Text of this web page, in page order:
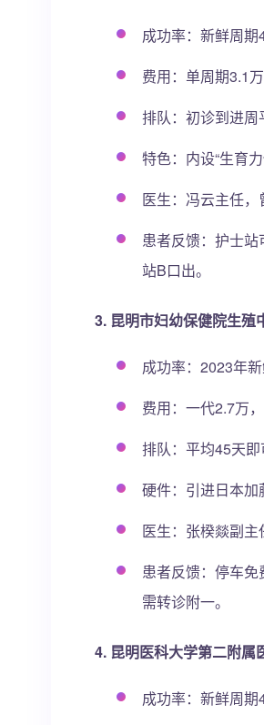
成功率：新鲜周期
费用：单周期3.1
排队：初诊到进周
特色：内设“生育
医生：冯云主任，
患者反馈：护士
站B口出。
3. 昆明市妇幼保健院生殖
成功率：2023年
费用：一代2.7万
排队：平均45天
硬件：引进日本加
医生：张楑燚副主
患者反馈：停车
需转诊附一。
4. 昆明医科大学第二附属
成功率：新鲜周期